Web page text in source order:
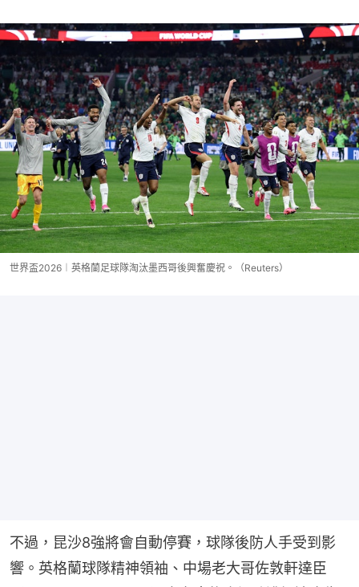
世界盃2026︱英格蘭足球隊淘汰墨西哥後興奮慶祝。（Reuters）
不過，昆沙8強將會自動停賽，球隊後防人手受到影
響。英格蘭球隊精神領袖、中場老大哥佐敦軒達臣